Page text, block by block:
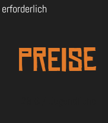
erforderlich
Preise